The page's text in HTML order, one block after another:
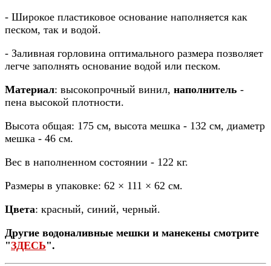
- Широкое пластиковое основание наполняется как
песком, так и водой.
- Заливная горловина оптимального размера позволяет
легче заполнять основание водой или песком.
Материал: высокопрочный винил, наполнитель -
пена высокой плотности.
Высота общая: 175 см, высота мешка - 132 см, диаметр
мешка - 46 см.
Вес в наполненном состоянии - 122 кг.
Размеры в упаковке: 62 × 111 × 62 см.
Цвета: красный, синий, черный.
Другие водоналивные мешки и манекены смотрите
"ЗДЕСЬ".